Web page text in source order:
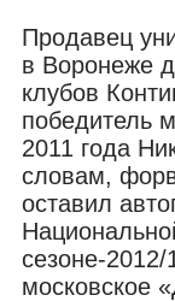
Продавец
в Воронеже
клубов
победитель
2011 года
словам,
оставил
сезоне-2012/
московское